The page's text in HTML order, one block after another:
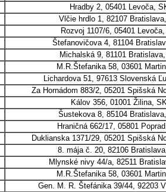
Hradby 2, 05401 Levoča,
Vlčie hrdlo 1, 82107
Rozvoj 1107/6, 05401
Štefanovičova 4, 81104
Michalská 9, 81101
M.R.Štefanika 58, 03601
Lichardova 51, 97613 Slovenská
Za Hornádom 883/2, 05201 Spišská
Kálov 356, 01001 Žilina, SK
Šustekova 8, 85104
Hraničná 662/17, 05801
Duklianska 1371/29, 05201 Spišská
8. mája č. 20, 82106
Mlynské nivy 44/a, 82511
M.R.Štefanika 58, 03601
Gen. M. R. Štefánika 39/44, 92203